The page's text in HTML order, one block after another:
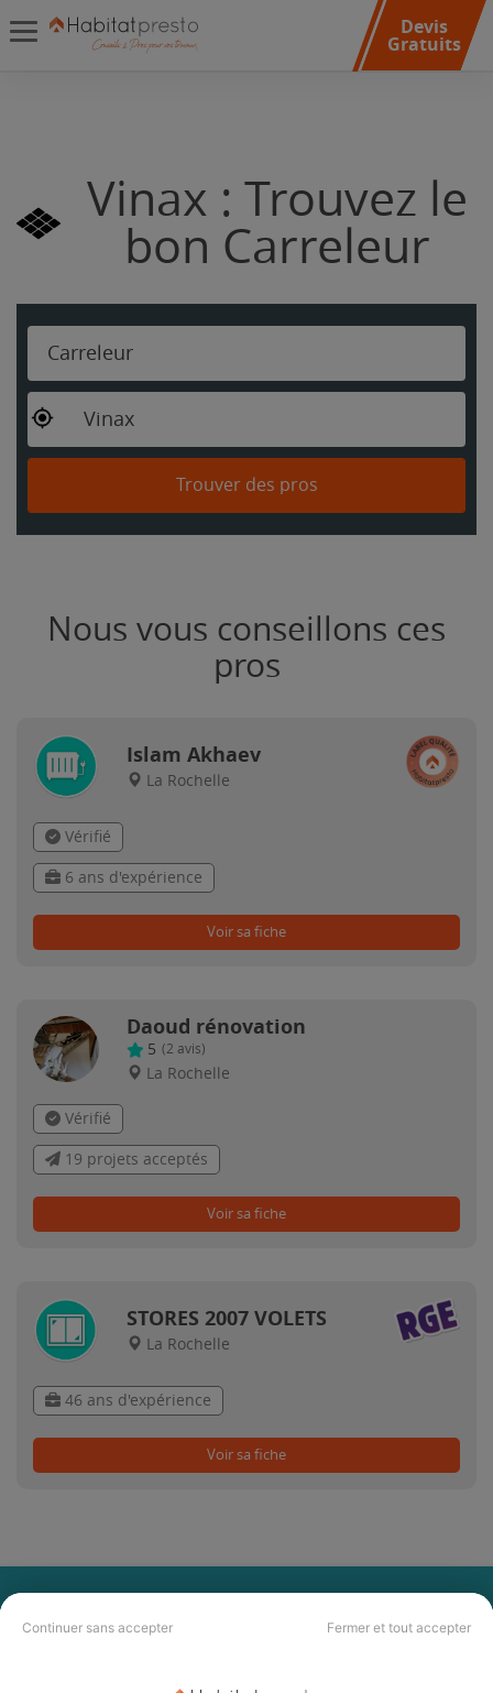
Continuer sans accepter Fermer et tout accepter
Devis
Gratuits
Vinax : Trouvez le
bon Carreleur
Carreleur
Vinax
Trouver des pros
Nous vous conseillons ces
pros
Islam Akhaev
La Rochelle
Vérifié
6 ans d'expérience
Voir sa fiche
Daoud rénovation
5 (2 avis)
La Rochelle
Vérifié
19 projets acceptés
Voir sa fiche
STORES 2007 VOLETS
La Rochelle
46 ans d'expérience
Voir sa fiche
PAS LE TEMPS DE
CHERCHER ?